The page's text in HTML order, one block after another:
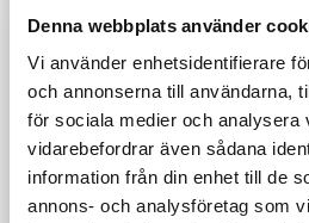
Denna webbplats använder
Vi använder enhetsidentifierare
och annonserna till användarna,
för sociala medier och analysera
vidarebefordrar även sådana
information från din enhet till de
annons- och analysföretag som